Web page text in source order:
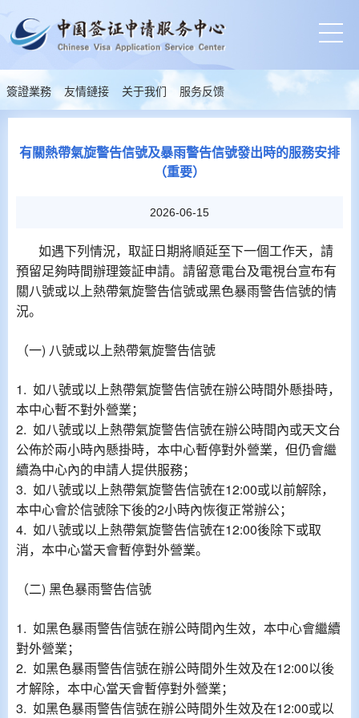
簽證業務 友情鏈接 关于我们 服务反馈
有關熱帶氣旋警告信號及暴雨警告信號發出時的服務安排
（重要）
2026-06-15
如遇下列情況，取証日期將順延至下一個工作天，請
預留足夠時間辦理簽証申請。請留意電台及電視台宣布有
關八號或以上熱帶氣旋警告信號或黑色暴雨警告信號的情
況。
（一) 八號或以上熱帶氣旋警告信號
1. 如八號或以上熱帶氣旋警告信號在辦公時間外懸掛時，
本中心暫不對外營業；
2. 如八號或以上熱帶氣旋警告信號在辦公時間內或天文台
公佈於兩小時內懸掛時，本中心暫停對外營業，但仍會繼
續為中心內的申請人提供服務；
3. 如八號或以上熱帶氣旋警告信號在12:00或以前解除，
本中心會於信號除下後的2小時內恢復正常辦公；
4. 如八號或以上熱帶氣旋警告信號在12:00後除下或取
消，本中心當天會暫停對外營業。
（二) 黑色暴雨警告信號
1. 如黑色暴雨警告信號在辦公時間內生效，本中心會繼續
對外營業；
2. 如黑色暴雨警告信號在辦公時間外生效及在12:00以後
才解除，本中心當天會暫停對外營業；
3. 如黑色暴雨警告信號在辦公時間外生效及在12:00或以